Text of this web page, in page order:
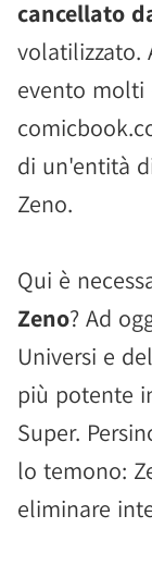
cancellato
volatilizzato.
evento molti
di un'entità
Zeno.
Qui è
Zeno? Ad
Universi e
più potente
Super.
lo temono:
eliminare